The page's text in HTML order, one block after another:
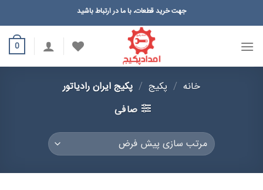
جهت خرید قطعات، با ما در ارتباط باشید
0
خانه / پکیج / پکیج ایران رادیاتور
صافی